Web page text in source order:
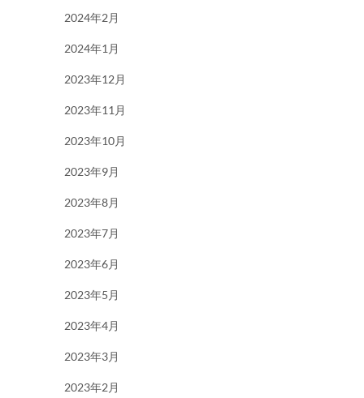
2024年2月
2024年1月
2023年12月
2023年11月
2023年10月
2023年9月
2023年8月
2023年7月
2023年6月
2023年5月
2023年4月
2023年3月
2023年2月